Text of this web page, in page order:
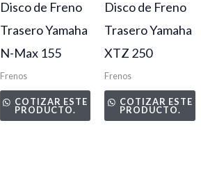
Disco de Freno
Trasero Yamaha
N-Max 155
Frenos
COTIZAR ESTE
PRODUCTO.
Disco de Freno
Trasero Yamaha
XTZ 250
Frenos
COTIZAR ESTE
PRODUCTO.